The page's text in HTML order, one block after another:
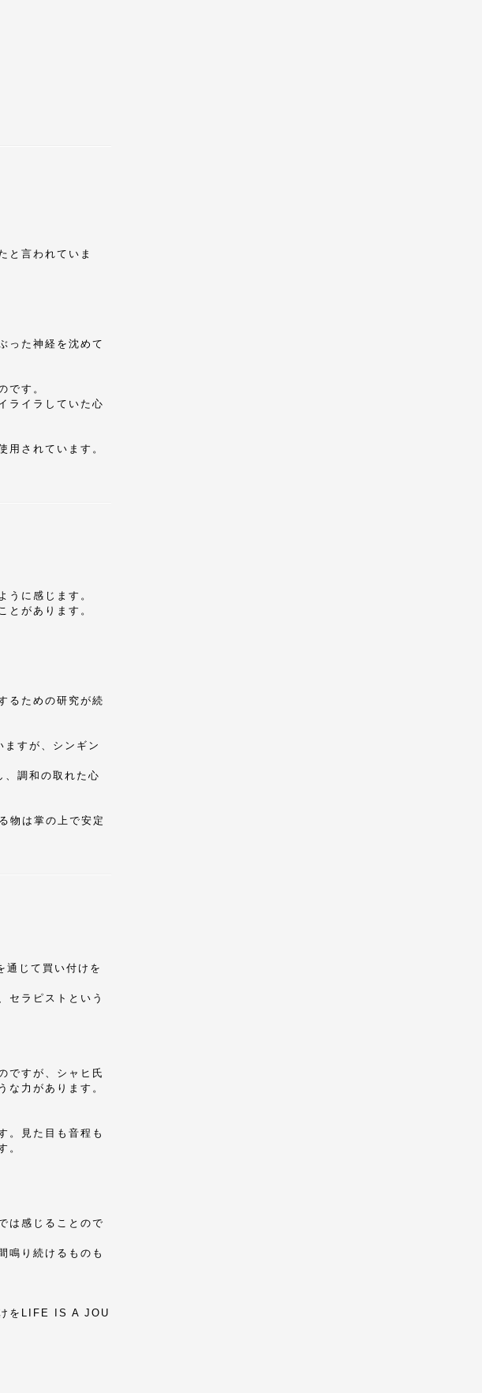
と言われていま
った神経を沈めて
です。
ライラしていた心
用されています。
うに感じます。
とがあります。
るための研究が続
すが、シンギン
、調和の取れた心
物は掌の上で安定
じて買い付けを
セラピストという
ですが、シャヒ氏
な力があります。
。見た目も音程も
。
は感じることので
鳴り続けるものも
けをLIFE IS A JOU